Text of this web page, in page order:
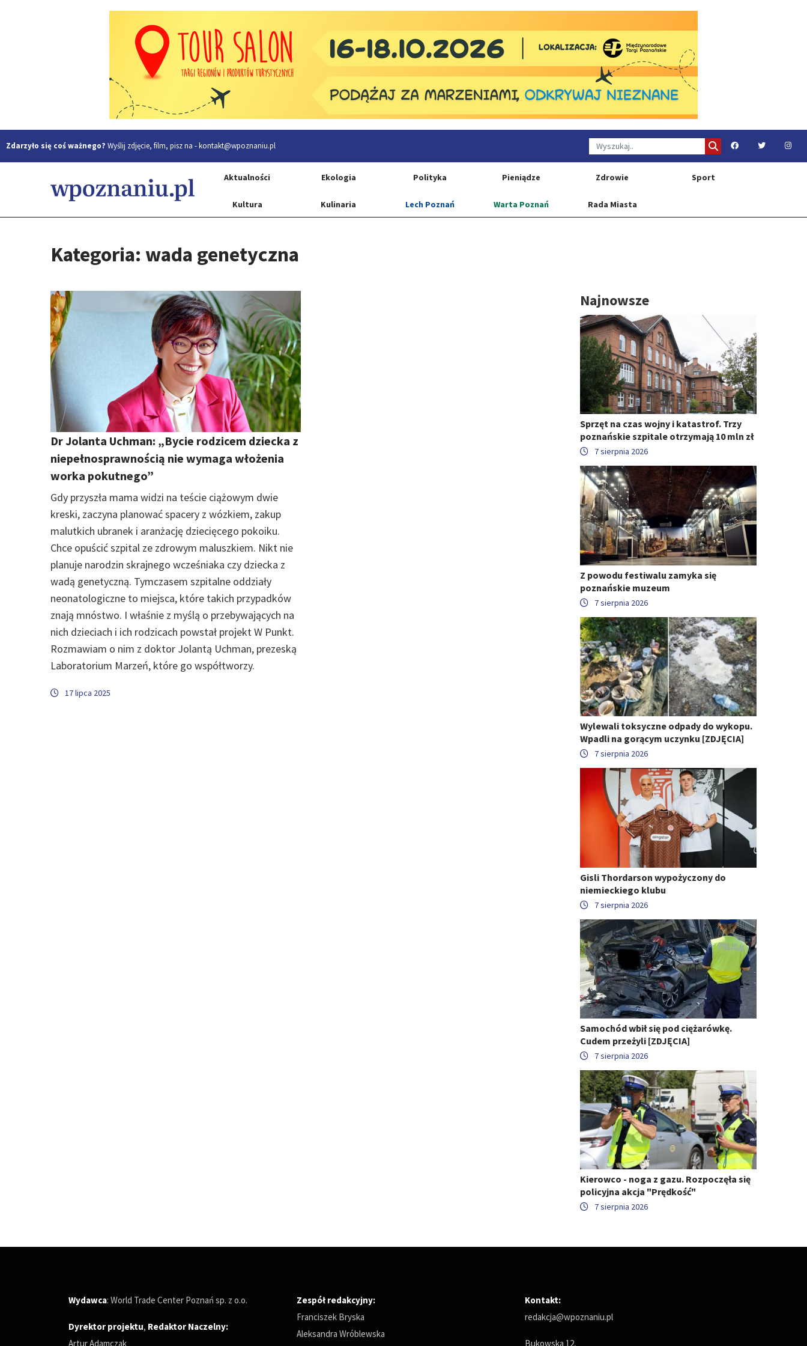
Zdarzyło się coś ważnego? Wyślij zdjęcie, film, pisz na -kontakt@wpoznaniu.pl
Aktualności Ekologia Polityka Pieniądze Zdrowie Sport
Kultura Kulinaria Lech Poznań Warta Poznań Rada Miasta
Kategoria: wada genetyczna
Dr Jolanta Uchman: „Bycie rodzicem dziecka z
niepełnosprawnością nie wymaga włożenia
worka pokutnego”
Gdy przyszła mama widzi na teście ciążowym dwie
kreski, zaczyna planować spacery z wózkiem, zakup
malutkich ubranek i aranżację dziecięcego pokoiku.
Chce opuścić szpital ze zdrowym maluszkiem. Nikt nie
planuje narodzin skrajnego wcześniaka czy dziecka z
wadą genetyczną. Tymczasem szpitalne oddziały
neonatologiczne to miejsca, które takich przypadków
znają mnóstwo. I właśnie z myślą o przebywających na
nich dzieciach i ich rodzicach powstał projekt W Punkt.
Rozmawiam o nim z doktor Jolantą Uchman, prezeską
Laboratorium Marzeń, które go współtworzy.
17 lipca 2025
Najnowsze
Sprzęt na czas wojny i katastrof. Trzy
poznańskie szpitale otrzymają 10 mln zł
7 sierpnia 2026
Z powodu festiwalu zamyka się
poznańskie muzeum
7 sierpnia 2026
Wylewali toksyczne odpady do wykopu.
Wpadli na gorącym uczynku [ZDJĘCIA]
7 sierpnia 2026
Gisli Thordarson wypożyczony do
niemieckiego klubu
7 sierpnia 2026
Samochód wbił się pod ciężarówkę.
Cudem przeżyli [ZDJĘCIA]
7 sierpnia 2026
Kierowco - noga z gazu. Rozpoczęła się
policyjna akcja "Prędkość"
7 sierpnia 2026
Wydawca: World Trade Center Poznań sp. z o.o.
Dyrektor projektu, Redaktor Naczelny:
Artur Adamczak
Zespół redakcyjny:
Franciszek Bryska
Aleksandra Wróblewska
Kontakt:
redakcja@wpoznaniu.pl
Bukowska 12,